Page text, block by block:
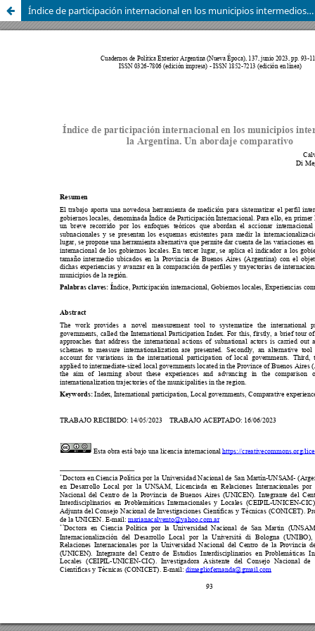
Índice de participación internacional en los municipios intermedios de la Argentina. Un abordaje comparativo